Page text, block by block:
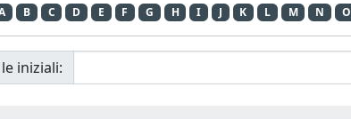
B C D E F G H I J K L M N O
iniziali: